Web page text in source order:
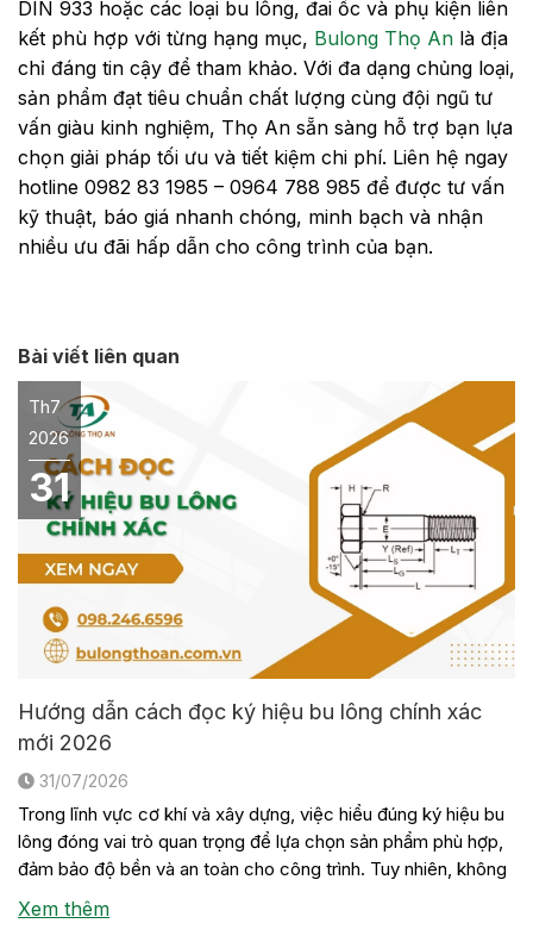
DIN 933 hoặc các loại bu lông, đai ốc và phụ kiện liên
kết phù hợp với từng hạng mục, Bulong Thọ An là địa
chỉ đáng tin cậy để tham khảo. Với đa dạng chủng loại,
sản phẩm đạt tiêu chuẩn chất lượng cùng đội ngũ tư
vấn giàu kinh nghiệm, Thọ An sẵn sàng hỗ trợ bạn lựa
chọn giải pháp tối ưu và tiết kiệm chi phí. Liên hệ ngay
hotline 0982 83 1985 – 0964 788 985 để được tư vấn
kỹ thuật, báo giá nhanh chóng, minh bạch và nhận
nhiều ưu đãi hấp dẫn cho công trình của bạn.
Bài viết liên quan
Th7
2026
31
Hướng dẫn cách đọc ký hiệu bu lông chính xác
mới 2026
31/07/2026
Trong lĩnh vực cơ khí và xây dựng, việc hiểu đúng ký hiệu bu
lông đóng vai trò quan trọng để lựa chọn sản phẩm phù hợp,
đảm bảo độ bền và an toàn cho công trình. Tuy nhiên, không
phải ai cũng nắm rõ ý nghĩa của các con số, chữ cái hay tiêu
[…]
Xem thêm